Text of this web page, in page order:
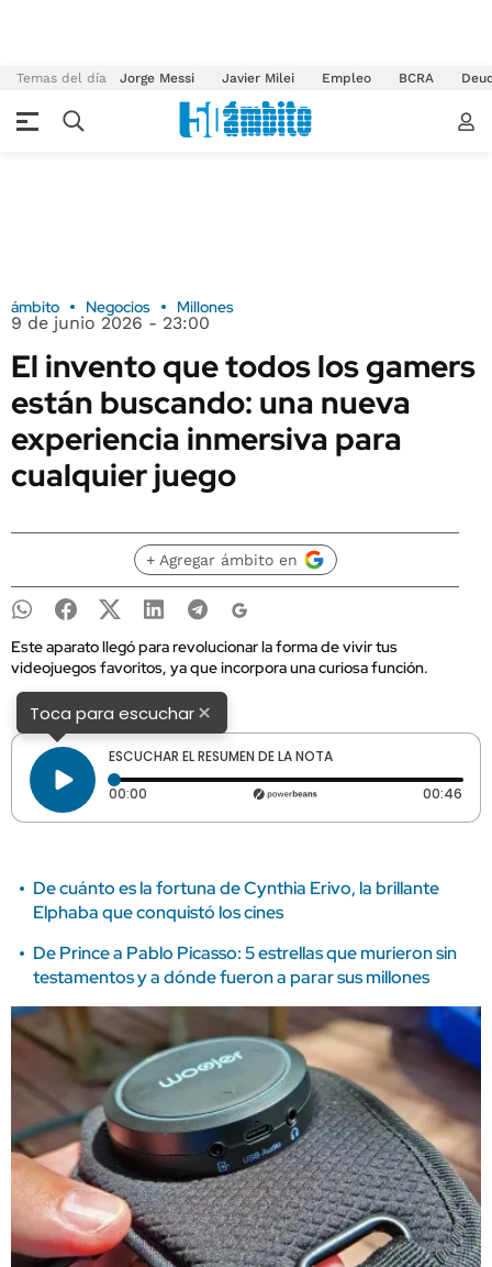
Temas del día Jorge Messi Javier Milei Empleo BCRA
ámbito Negocios Millones
9 de junio 2026 - 23:00
El invento que todos los gamers
están buscando: una nueva
experiencia inmersiva para
cualquier juego
+ Agregar ámbito en
Este aparato llegó para revolucionar la forma de vivir tus
videojuegos favoritos, ya que incorpora una curiosa función.
Toca para escuchar×
ESCUCHAR EL RESUMEN DE LA NOTA
00:00 Tiempo transcurrido: 0 segundos 00:46
De cuánto es la fortuna de Cynthia Erivo, la brillante
Elphaba que conquistó los cines
De Prince a Pablo Picasso: 5 estrellas que murieron sin
testamentos y a dónde fueron a parar sus millones